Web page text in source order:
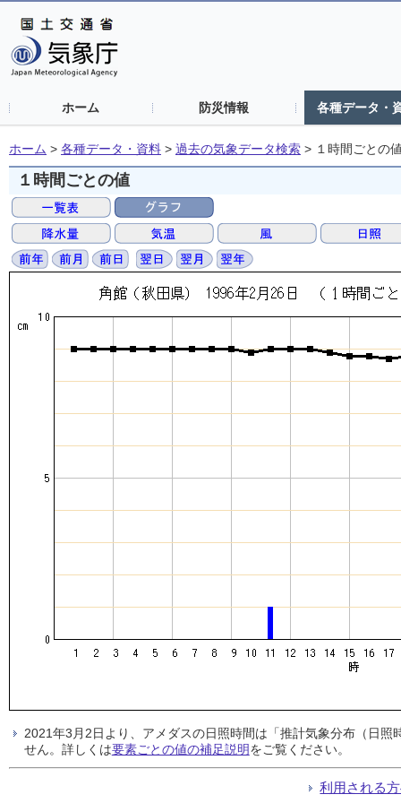
ホーム 防災情報 各種データ・
ホーム > 各種データ・資料 > 過去の気象データ検索 > １時間ごとの
１時間ごとの値
2021年3月2日より、アメダスの日照時間は「推計気象分布（日
せん。詳しくは要素ごとの値の補足説明をご覧ください。
利用される